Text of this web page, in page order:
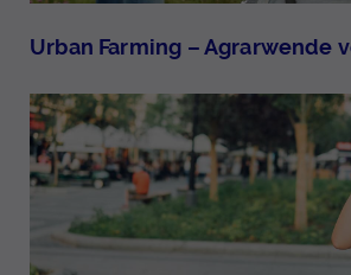
Urban Farming – Agrarwende